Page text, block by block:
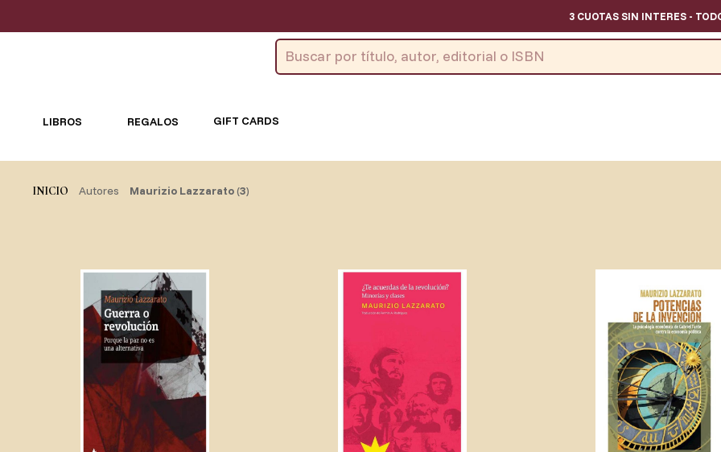
3 CUOTAS SIN INTERES - TODOS
LIBROS REGALOS GIFT CARDS
INICIO Autores Maurizio Lazzarato(3)